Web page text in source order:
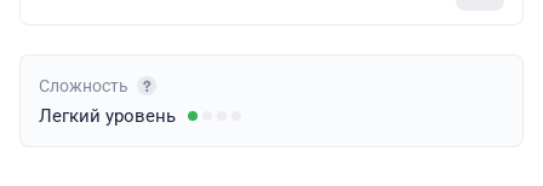
Сложность
Легкий уровень